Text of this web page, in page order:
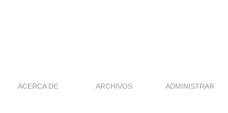
ACERCA DE ARCHIVOS ADMINISTRAR